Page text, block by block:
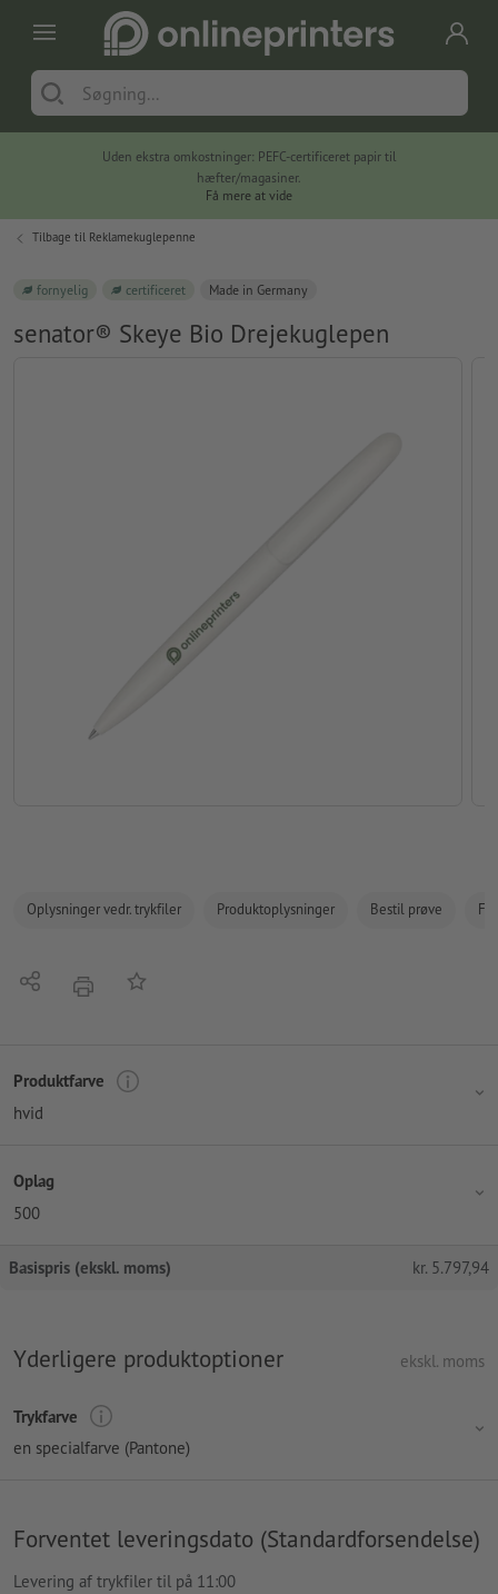
Uden ekstra omkostninger: PEFC-certificeret papir til
hæfter/magasiner.
Få mere at vide
Tilbage til Reklamekuglepenne
fornyelig certificeret Made in Germany
senator® Skeye Bio Drejekuglepen
Oplysninger vedr. trykfiler Produktoplysninger Bestil prøve
Del tryk Tilføj til huskelisten
Produktfarve
hvid
Oplag
500
Basispris (ekskl. moms) kr. 5.797,94
Yderligere produktoptioner ekskl. moms
Trykfarve
en specialfarve (Pantone)
Forventet leveringsdato (Standardforsendelse)
Levering af trykfiler til på 11:00